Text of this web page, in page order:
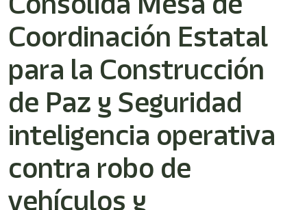
Coordinación Estatal
para la Construcción
de Paz y Seguridad
inteligencia operativa
contra robo de
vehículos y